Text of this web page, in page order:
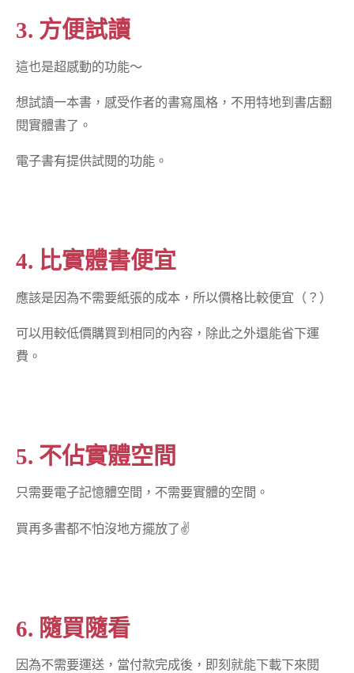
3. 方便試讀
這也是超感動的功能～
想試讀一本書，感受作者的書寫風格，不用特地到書店翻
閱實體書了。
電子書有提供試閱的功能。
4. 比實體書便宜
應該是因為不需要紙張的成本，所以價格比較便宜（？）
可以用較低價購買到相同的內容，除此之外還能省下運
費。
5. 不佔實體空間
只需要電子記憶體空間，不需要實體的空間。
買再多書都不怕沒地方擺放了✌
6. 隨買隨看
因為不需要運送，當付款完成後，即刻就能下載下來閱